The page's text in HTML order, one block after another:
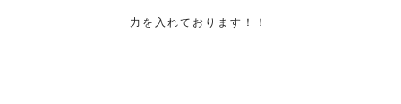
力を入れております！！